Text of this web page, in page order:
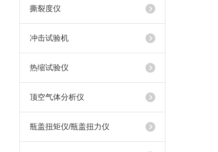
撕裂度仪
冲击试验机
热缩试验仪
顶空气体分析仪
瓶盖扭矩仪/瓶盖扭力仪